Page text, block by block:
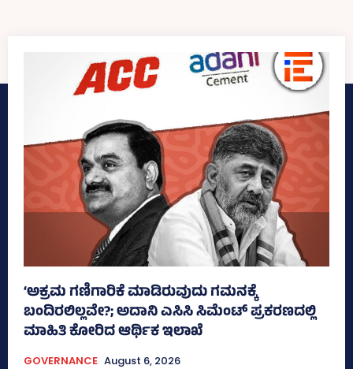
‘ಅಕ್ರಮ ಗಣಿಗಾರಿಕೆ ಮಾಡಿರುವುದು ಗಮನಕ್ಕೆ
ಬಂದಿರಲಿಲ್ಲವೇ?; ಅದಾನಿ ಎಸಿಸಿ ಸಿಮೆಂಟ್ ಪ್ರಕರಣದಲ್ಲಿ
ಮಾಹಿತಿ ಕೋರಿದ ಆರ್ಥಿಕ ಇಲಾಖೆ
GOVERNANCE August 6, 2026